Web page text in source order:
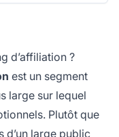
d’affiliation ?
est un segment
large sur lequel
Plutôt que
large public